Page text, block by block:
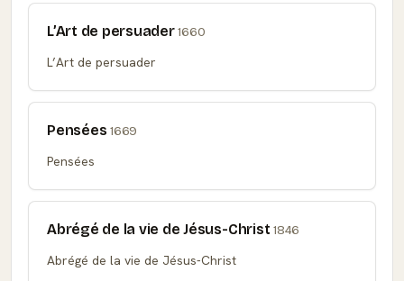
L’Art de persuader1660
L’Art de persuader
Pensées1669
Pensées
Abrégé de la vie de Jésus-Christ1846
Abrégé de la vie de Jésus-Christ